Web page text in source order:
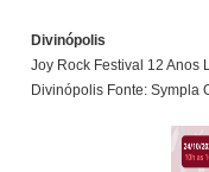
Divinópolis
Joy Rock Festival 12 Anos
Divinópolis Fonte: Sympla